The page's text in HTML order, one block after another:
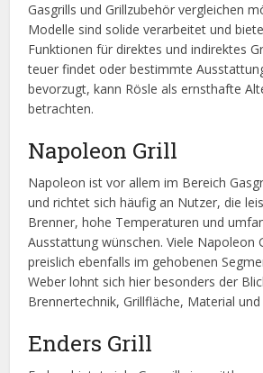
Gasgrills und Grillzubehör vergleichen
Modelle sind solide verarbeitet und
Funktionen für direktes und indirektes
teuer findet oder bestimmte
bevorzugt, kann Rösle als ernsthafte
betrachten.
Napoleon Grill
Napoleon ist vor allem im Bereich
und richtet sich häufig an Nutzer, die
Brenner, hohe Temperaturen und
Ausstattung wünschen. Viele Napoleon
preislich ebenfalls im gehobenen
Weber lohnt sich hier besonders der
Brennertechnik, Grillfläche, Material
Enders Grill